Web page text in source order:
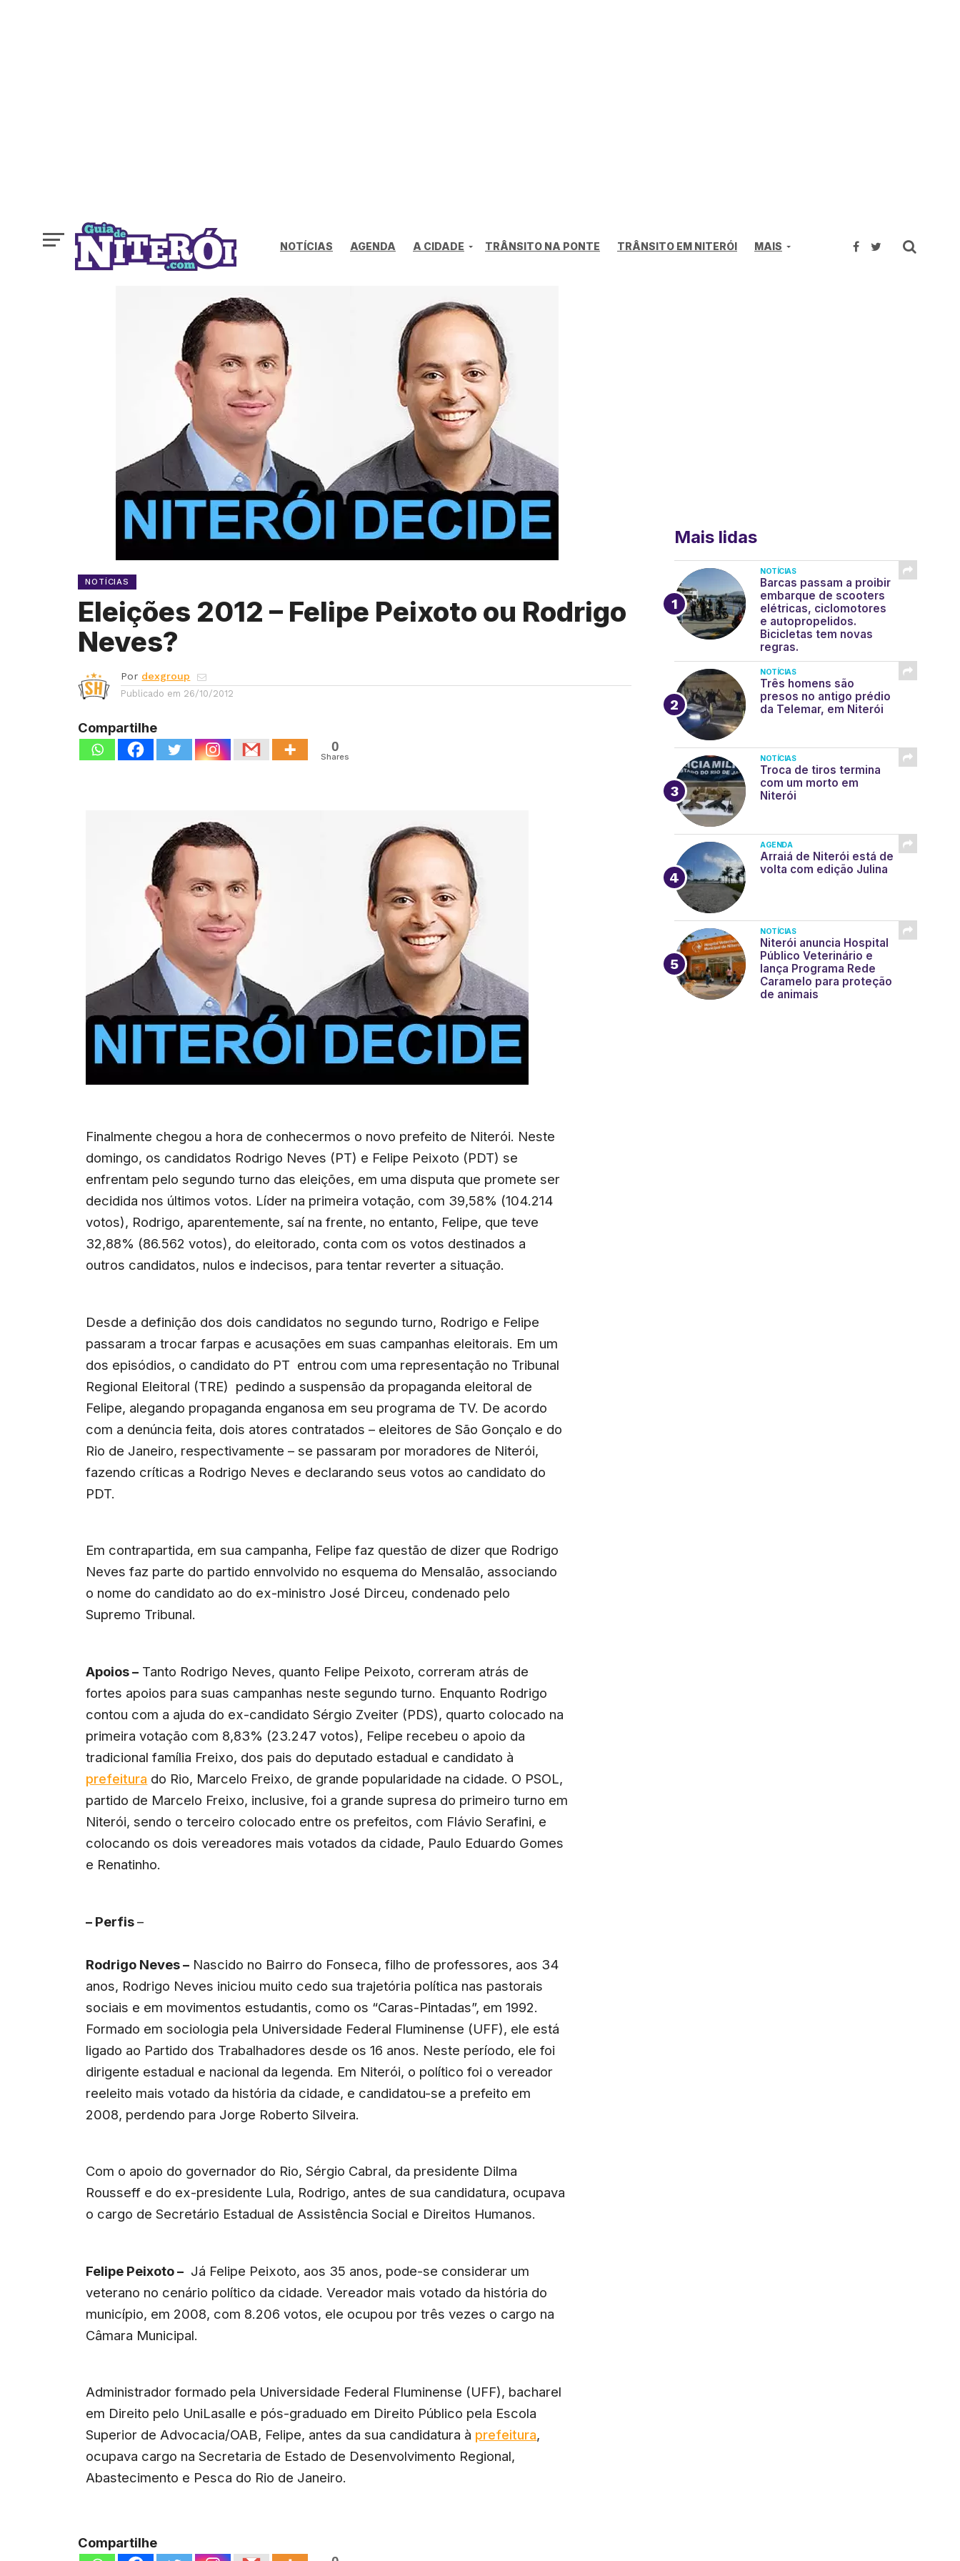
NOTÍCIAS AGENDA A CIDADE TRÂNSITO NA PONTE TRÂNSITO EM NITERÓI MAIS
NOTÍCIAS
Eleições 2012 – Felipe Peixoto ou Rodrigo
Neves?
Por dexgroup
Publicado em 26/10/2012
Compartilhe
0
Shares
Finalmente chegou a hora de conhecermos o novo prefeito de Niterói. Neste
domingo, os candidatos Rodrigo Neves (PT) e Felipe Peixoto (PDT) se
enfrentam pelo segundo turno das eleições, em uma disputa que promete ser
decidida nos últimos votos. Líder na primeira votação, com 39,58% (104.214
votos), Rodrigo, aparentemente, saí na frente, no entanto, Felipe, que teve
32,88% (86.562 votos), do eleitorado, conta com os votos destinados a
outros candidatos, nulos e indecisos, para tentar reverter a situação.
Desde a definição dos dois candidatos no segundo turno, Rodrigo e Felipe
passaram a trocar farpas e acusações em suas campanhas eleitorais. Em um
dos episódios, o candidato do PT entrou com uma representação no Tribunal
Regional Eleitoral (TRE) pedindo a suspensão da propaganda eleitoral de
Felipe, alegando propaganda enganosa em seu programa de TV. De acordo
com a denúncia feita, dois atores contratados – eleitores de São Gonçalo e do
Rio de Janeiro, respectivamente – se passaram por moradores de Niterói,
fazendo críticas a Rodrigo Neves e declarando seus votos ao candidato do
PDT.
Em contrapartida, em sua campanha, Felipe faz questão de dizer que Rodrigo
Neves faz parte do partido ennvolvido no esquema do Mensalão, associando
o nome do candidato ao do ex-ministro José Dirceu, condenado pelo
Supremo Tribunal.
Apoios – Tanto Rodrigo Neves, quanto Felipe Peixoto, correram atrás de
fortes apoios para suas campanhas neste segundo turno. Enquanto Rodrigo
contou com a ajuda do ex-candidato Sérgio Zveiter (PDS), quarto colocado na
primeira votação com 8,83% (23.247 votos), Felipe recebeu o apoio da
tradicional família Freixo, dos pais do deputado estadual e candidato à
prefeitura do Rio, Marcelo Freixo, de grande popularidade na cidade. O PSOL,
partido de Marcelo Freixo, inclusive, foi a grande supresa do primeiro turno em
Niterói, sendo o terceiro colocado entre os prefeitos, com Flávio Serafini, e
colocando os dois vereadores mais votados da cidade, Paulo Eduardo Gomes
e Renatinho.
– Perfis–
Rodrigo Neves – Nascido no Bairro do Fonseca, filho de professores, aos 34
anos, Rodrigo Neves iniciou muito cedo sua trajetória política nas pastorais
sociais e em movimentos estudantis, como os “Caras-Pintadas”, em 1992.
Formado em sociologia pela Universidade Federal Fluminense (UFF), ele está
ligado ao Partido dos Trabalhadores desde os 16 anos. Neste período, ele foi
dirigente estadual e nacional da legenda. Em Niterói, o político foi o vereador
reeleito mais votado da história da cidade, e candidatou-se a prefeito em
2008, perdendo para Jorge Roberto Silveira.
Com o apoio do governador do Rio, Sérgio Cabral, da presidente Dilma
Rousseff e do ex-presidente Lula, Rodrigo, antes de sua candidatura, ocupava
o cargo de Secretário Estadual de Assistência Social e Direitos Humanos.
Felipe Peixoto – Já Felipe Peixoto, aos 35 anos, pode-se considerar um
veterano no cenário político da cidade. Vereador mais votado da história do
município, em 2008, com 8.206 votos, ele ocupou por três vezes o cargo na
Câmara Municipal.
Administrador formado pela Universidade Federal Fluminense (UFF), bacharel
em Direito pelo UniLasalle e pós-graduado em Direito Público pela Escola
Superior de Advocacia/OAB, Felipe, antes da sua candidatura à prefeitura,
ocupava cargo na Secretaria de Estado de Desenvolvimento Regional,
Abastecimento e Pesca do Rio de Janeiro.
Compartilhe
Mais lidas
NOTÍCIAS
Barcas passam a proibir
embarque de scooters
elétricas, ciclomotores
e autopropelidos.
Bicicletas tem novas
regras.
NOTÍCIAS
Três homens são
presos no antigo prédio
da Telemar, em Niterói
NOTÍCIAS
Troca de tiros termina
com um morto em
Niterói
AGENDA
Arraiá de Niterói está de
volta com edição Julina
NOTÍCIAS
Niterói anuncia Hospital
Público Veterinário e
lança Programa Rede
Caramelo para proteção
de animais